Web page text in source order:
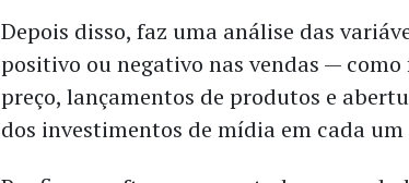
Depois disso, faz uma análise das
positivo ou negativo nas vendas —
preço, lançamentos de produtos e
dos investimentos de mídia em cada